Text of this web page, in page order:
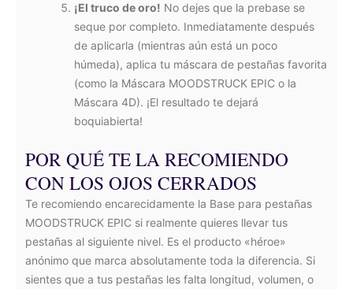
¡El truco de oro! No dejes que la prebase se
seque por completo. Inmediatamente después
de aplicarla (mientras aún está un poco
húmeda), aplica tu máscara de pestañas favorita
(como la Máscara MOODSTRUCK EPIC o la
Máscara 4D). ¡El resultado te dejará
boquiabierta!
POR QUÉ TE LA RECOMIENDO
CON LOS OJOS CERRADOS
Te recomiendo encarecidamente la Base para pestañas
MOODSTRUCK EPIC si realmente quieres llevar tus
pestañas al siguiente nivel. Es el producto «héroe»
anónimo que marca absolutamente toda la diferencia. Si
sientes que a tus pestañas les falta longitud, volumen, o